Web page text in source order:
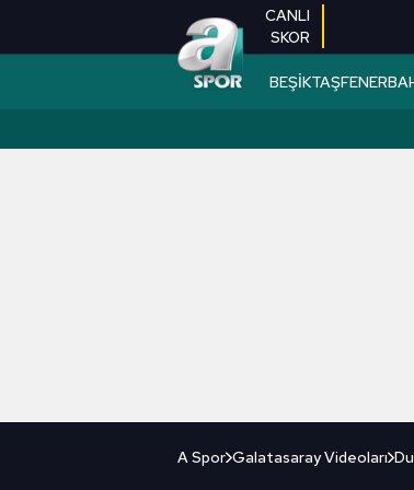
CANLI
SKOR
BEŞİKTAŞ
A Spor Galatasaray Videoları